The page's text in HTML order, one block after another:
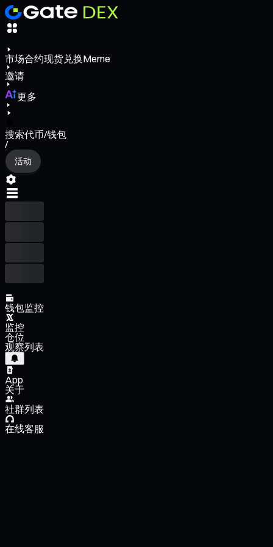
市场合约现货兑换Meme
邀请
更多
搜索代币/钱包
/
活动
钱包监控
监控
仓位
观察列表
App
关于
社群列表
在线客服